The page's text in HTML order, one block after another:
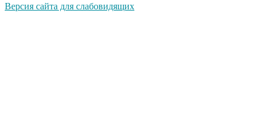
Версия сайта для слабовидящих